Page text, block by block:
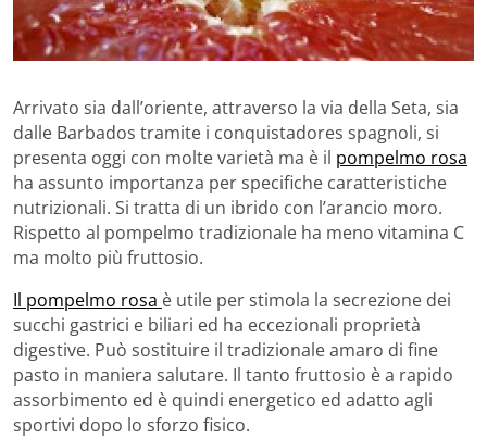
Arrivato sia dall’oriente, attraverso la via della Seta, sia
dalle Barbados tramite i conquistadores spagnoli, si
presenta oggi con molte varietà ma è il pompelmo rosa
ha assunto importanza per specifiche caratteristiche
nutrizionali. Si tratta di un ibrido con l’arancio moro.
Rispetto al pompelmo tradizionale ha meno vitamina C
ma molto più fruttosio.
Il pompelmo rosa è utile per stimola la secrezione dei
succhi gastrici e biliari ed ha eccezionali proprietà
digestive. Può sostituire il tradizionale amaro di fine
pasto in maniera salutare. Il tanto fruttosio è a rapido
assorbimento ed è quindi energetico ed adatto agli
sportivi dopo lo sforzo fisico.